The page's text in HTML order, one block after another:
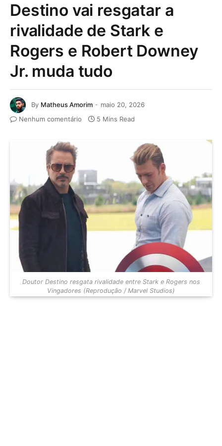
Destino vai resgatar a
rivalidade de Stark e
Rogers e Robert Downey
Jr. muda tudo
By Matheus Amorim
maio 20, 2026
Nenhum comentário
5 Mins Read
Doutor Destino resgata rivalidade entre Stark e Rogers nos
Vingadores (Reprodução / Marvel Studios)